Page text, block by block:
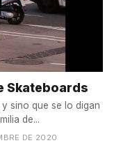
Skateboards
sino que se lo digan
de...
DE 2020